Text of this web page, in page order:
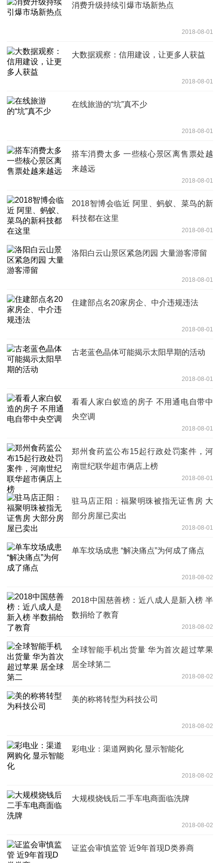
消费升级持续引爆市场新热点
2018-08-01
大数据观察：信用建设，让更多人获益
2018-08-01
在线旅游的“坑”真不少
2018-08-01
搭车消费太多 一些核心景区离售票处越
来越远
2018-08-01
2018智博会临近 阿里、蚂蚁、菜鸟的新
科技都在这里
2018-08-01
洛阳白云山景区紧急闭园 大量游客滞留
2018-08-01
住建部点名20家房企、中介违规违法
2018-08-01
古老蓝色晶体可能揭示太阳早期的活动
2018-08-01
看看人家白蚁造的房子 不用通电自带中
央空调
2018-08-01
郑州食药监公布15起行政处罚案件，河
南世纪联华超市俩店上榜
2018-08-01
驻马店正阳：福聚明珠被指无证售房 大
部分房屋已卖出
2018-08-01
单车坟场成患 “解决痛点”为何成了痛点
2018-08-02
2018中国慈善榜：近八成人是新入榜 半
数捐给了教育
2018-08-02
全球智能手机出货量 华为首次超过苹果
居全球第二
2018-08-02
美的称将转型为科技公司
2018-08-02
彩电业：渠道网购化 显示智能化
2018-08-02
大规模烧钱后二手车电商面临洗牌
2018-08-02
证监会审慎监管 近9年首现D类券商